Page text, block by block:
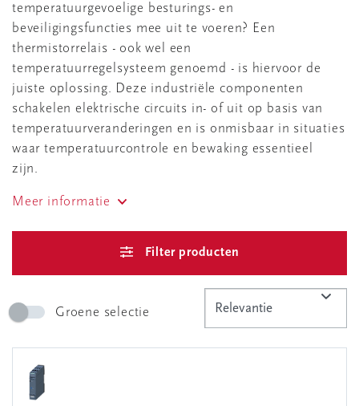
temperatuurgevoelige besturings- en
beveiligingsfuncties mee uit te voeren? Een
thermistorrelais - ook wel een
temperatuurregelsysteem genoemd - is hiervoor de
juiste oplossing. Deze industriële componenten
schakelen elektrische circuits in- of uit op basis van
temperatuurveranderingen en is onmisbaar in situaties
waar temperatuurcontrole en bewaking essentieel
zijn.
Meer informatie
Filter producten
Groene selectie